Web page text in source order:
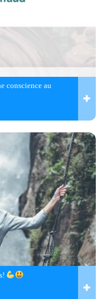
conscience au